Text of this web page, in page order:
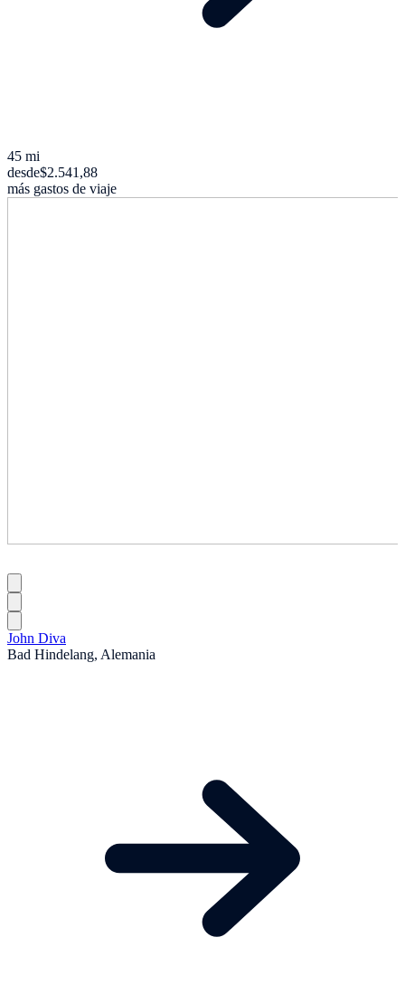
45 mi
desde$2.541,88
más gastos de viaje
John Diva
Bad Hindelang, Alemania